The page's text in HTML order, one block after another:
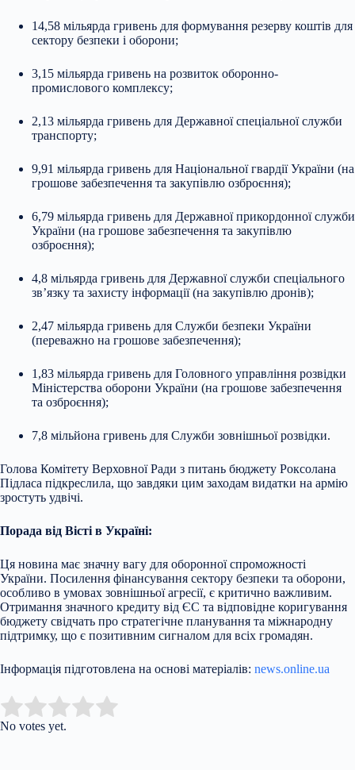
14,58 мільярда гривень для формування резерву коштів для
сектору безпеки і оборони;
3,15 мільярда гривень на розвиток оборонно-
промислового комплексу;
2,13 мільярда гривень для Державної спеціальної служби
транспорту;
9,91 мільярда гривень для Національної гвардії України (на
грошове забезпечення та закупівлю озброєння);
6,79 мільярда гривень для Державної прикордонної служби
України (на грошове забезпечення та закупівлю
озброєння);
4,8 мільярда гривень для Державної служби спеціального
зв’язку та захисту інформації (на закупівлю дронів);
2,47 мільярда гривень для Служби безпеки України
(переважно на грошове забезпечення);
1,83 мільярда гривень для Головного управління розвідки
Міністерства оборони України (на грошове забезпечення
та озброєння);
7,8 мільйона гривень для Служби зовнішньої розвідки.
Голова Комітету Верховної Ради з питань бюджету Роксолана
Підласа підкреслила, що завдяки цим заходам видатки на армію
зростуть удвічі.
Порада від Вісті в Україні:
Ця новина має значну вагу для оборонної спроможності
України. Посилення фінансування сектору безпеки та оборони,
особливо в умовах зовнішньої агресії, є критично важливим.
Отримання значного кредиту від ЄС та відповідне коригування
бюджету свідчать про стратегічне планування та міжнародну
підтримку, що є позитивним сигналом для всіх громадян.
Інформація підготовлена на основі матеріалів: news.online.ua
Rate this item:
No votes yet.